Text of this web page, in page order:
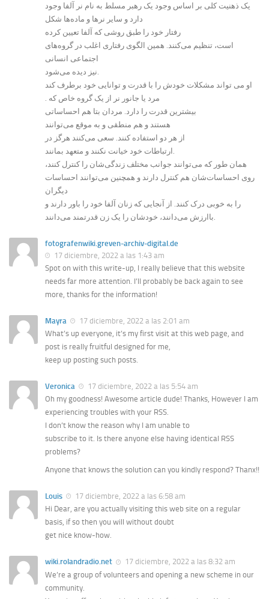
یک ذهنیت کلی بر اساس وجود یک رهبر مسلط به نام نر آلفا وجود
دارد و سایر نرها و ماده‌ها شکل
رفتار خود را طبق روشی که آلفا تعیین کرده
است، تنظیم می‌کنند. همین الگوی رفتاری اغلب در گروه‌های
اجتماعی انسانی
او می تواند مشکلات خودش را با قدرت و توانایی خود برطرف کند
. مرد یا جانور نر از یک گروه خاص که
بیشترین قدرت را دارد. مردان بتا هم احساساتی
هستند و هم منطقی و به موقع می‌توانند
از هر دو استفاده کنند. سعی می‌کنند هرگز در
همان طور که می‌توانند جوانب مختلف زندگی‌شان را کنترل کنند،
روی احساسات‌شان هم کنترل دارند و همچنین می‌توانند احساسات
دیگران
را به خوبی درک کنند. از آنجایی که زنان آلفا خود را باور دارند و
fotografenwiki.greven-archiv-digital.de
17 diciembre, 2022 a las 1:43 am
Spot on with this write-up, I really believe that this website
needs far more attention. I’ll probably be back again to see
more, thanks for the information!
Mayra
17 diciembre, 2022 a las 2:01 am
What’s up everyone, it’s my first visit at this web page, and
post is really fruitful designed for me,
keep up posting such posts.
Veronica
17 diciembre, 2022 a las 5:54 am
Oh my goodness! Awesome article dude! Thanks, However I am
experiencing troubles with your RSS.
I don’t know the reason why I am unable to
subscribe to it. Is there anyone else having identical RSS
problems?
Anyone that knows the solution can you kindly respond? Thanx!!
Louis
17 diciembre, 2022 a las 6:58 am
Hi Dear, are you actually visiting this web site on a regular
basis, if so then you will without doubt
get nice know-how.
wiki.rolandradio.net
17 diciembre, 2022 a las 8:32 am
We’re a group of volunteers and opening a new scheme in our
community.